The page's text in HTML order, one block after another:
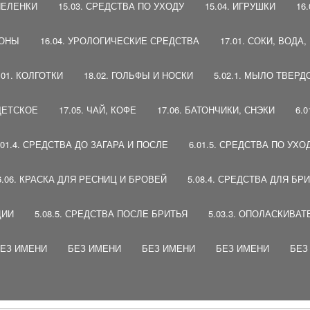
15.03. СРЕДСТВА ПО УХОДУ 15.04. ИГРУШКИ
16.04. УРОЛОГИЧЕСКИЕ СРЕДСТВА 17.01. СОКИ,
КОЛГОТКИ 18.02. ГОЛЬФЫ И НОСКИ 5.02.1. МЫЛО
17.05. ЧАЙ, КОФЕ 17.06. БАТОНЧИКИ, СНЭКИ
СРЕДСТВА ДО ЗАГАРА И ПОСЛЕ 6.01.5. СРЕДСТВА ПО
КРАСКА ДЛЯ РЕСНИЦ И БРОВЕЙ 5.08.4. СРЕДСТВА ДЛЯ
5.08.5. СРЕДСТВА ПОСЛЕ БРИТЬЯ 5.03.3.
ИМЕНИ БЕЗ ИМЕНИ БЕЗ ИМЕНИ БЕЗ ИМЕНИ